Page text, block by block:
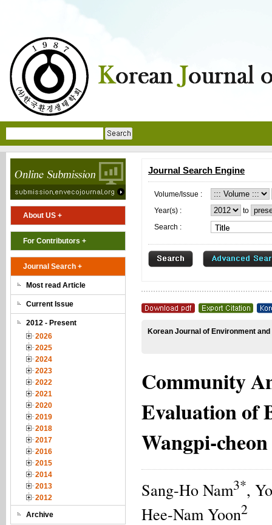
About US +
For Contributors +
Journal Search +
Most read Article
Current Issue
2012 - Present
2026
2025
2024
2023
2022
2021
2020
2019
2018
2017
2016
2015
2014
2013
2012
Archive
Journal Search Engine
Volume/Issue :
Year(s) :
to
Search :
Korean Journal of Environment
Community
Evaluation of
Sang-Ho Nam3*,
Hee-Nam Yoon2